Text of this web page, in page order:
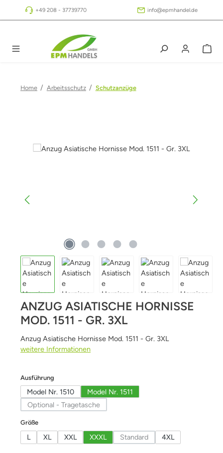
Zum Hauptinhalt springen
+49 208 - 37739770 info@epmhandel.de
Home / Arbeitsschutz / Schutzanzüge
Bildergalerie überspringen
ANZUG ASIATISCHE HORNISSE
MOD. 1511 - GR. 3XL
Anzug Asiatische Hornisse Mod. 1511 - Gr. 3XL
weitere Informationen
Ausführung
Model Nr. 1510
Model Nr. 1511
Optional - Tragetasche(Diese Option ist zurzeit nicht verfügbar.)
Größeauswählen
L XL XXL XXXL Standard(Diese Option ist zurzeit nicht
4XL